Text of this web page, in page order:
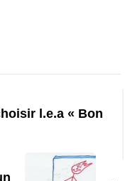
l.e.a « Bon